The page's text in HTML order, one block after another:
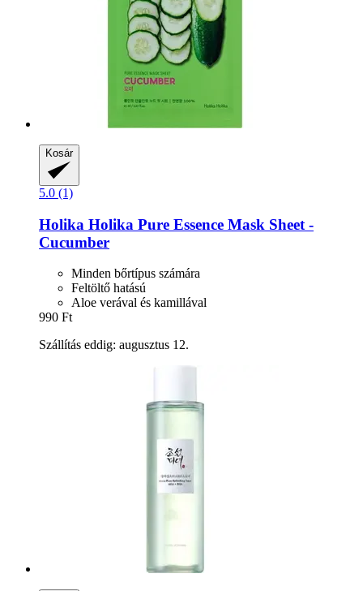
Kosár
5.0 (1)
Holika Holika Pure Essence Mask Sheet -​
Cucumber
Minden bőrtípus számára
Feltöltő hatású
Aloe verával és kamillával
990 Ft
Szállítás eddig: augusztus 12.